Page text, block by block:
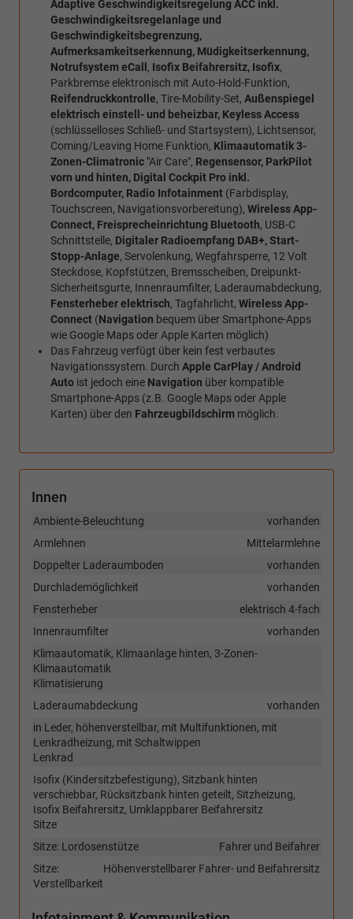
Adaptive Geschwindigkeitsregelung ACC inkl.
Geschwindigkeitsregelanlage und
Geschwindigkeitsbegrenzung,
Aufmerksamkeitserkennung, Müdigkeitserkennung,
Notrufsystem eCall , Isofix Beifahrersitz, Isofix,
Parkbremse elektronisch mit Auto-Hold-Funktion,
Reifendruckkontrolle, Tire-Mobility-Set, Außenspiegel
elektrisch einstell- und beheizbar, Keyless Access
(schlüsselloses Schließ- und Startsystem), Lichtsensor,
Coming/Leaving Home Funktion, Klimaautomatik 3-
Zonen-Climatronic "Air Care", Regensensor, ParkPilot
vorn und hinten, Digital Cockpit Pro inkl.
Bordcomputer, Radio Infotainment (Farbdisplay,
Touchscreen, Navigationsvorbereitung), Wireless App-
Connect, Freisprecheinrichtung Bluetooth, USB-C
Schnittstelle, Digitaler Radioempfang DAB+, Start-
Stopp-Anlage, Servolenkung, Wegfahrsperre, 12 Volt
Steckdose, Kopfstützen, Bremsscheiben, Dreipunkt-
Sicherheitsgurte, Innenraumfilter, Laderaumabdeckung,
Fensterheber elektrisch, Tagfahrlicht, Wireless App-
Connect (Navigation bequem über Smartphone-Apps
wie Google Maps oder Apple Karten möglich)
Das Fahrzeug verfügt über kein fest verbautes
Navigationssystem. Durch Apple CarPlay / Android
Auto ist jedoch eine Navigation über kompatible
Smartphone-Apps (z.B. Google Maps oder Apple
Karten) über den Fahrzeugbildschirm möglich.
Innen
vorhanden
Ambiente-Beleuchtung
Mittelarmlehne
Armlehnen
vorhanden
Doppelter Laderaumboden
vorhanden
Durchlademöglichkeit
elektrisch 4-fach
Fensterheber
vorhanden
Innenraumfilter
Klimaautomatik, Klimaanlage hinten, 3-Zonen-
Klimaautomatik
Klimatisierung
vorhanden
Laderaumabdeckung
in Leder, höhenverstellbar, mit Multifunktionen, mit
Lenkradheizung, mit Schaltwippen
Lenkrad
Isofix (Kindersitzbefestigung), Sitzbank hinten
verschiebbar, Rücksitzbank hinten geteilt, Sitzheizung,
Isofix Beifahrersitz, Umklappbarer Beifahrersitz
Sitze
Fahrer und Beifahrer
Sitze: Lordosenstütze
Höhenverstellbarer Fahrer- und Beifahrersitz
Sitze:
Verstellbarkeit